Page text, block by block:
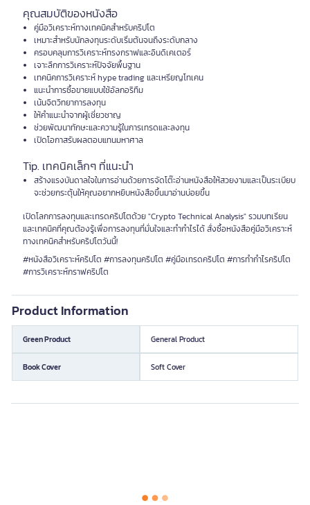
คุณสมบัติของหนังสือ
คู่มือวิเคราะห์ทางเทคนิคสำหรับคริปโต
เหมาะสำหรับนักลงทุนระดับเริ่มต้นจนถึงระดับกลาง
ครอบคลุมการวิเคราะห์ทรงกราฟและอินดิเคเตอร์
เจาะลึกการวิเคราะห์ปัจจัยพื้นฐาน
เทคนิคการวิเคราะห์ hype trading และเหรียญโทเคน
แนะนำการซื้อขายแบบใช้อัลกอริทึม
เน้นจิตวิทยาการลงทุน
ให้คำแนะนำจากผู้เชี่ยวชาญ
ช่วยพัฒนาทักษะและความรู้ในการเทรดและลงทุน
เปิดโอกาสรับผลตอบแทนมหาศาล
Tip. เทคนิคเล็กๆ ที่แนะนำ
สร้างแรงบันดาลใจในการอ่านด้วยการจัดโต๊ะอ่านหนังสือให้สวยงามและเป็นระเบียบ
จะช่วยกระตุ้นให้คุณอยากหยิบหนังสือขึ้นมาอ่านบ่อยขึ้น
เปิดโลกการลงทุนและเทรดคริปโตด้วย "Crypto Technical Analysis" รวมบทเรียน
และเทคนิคที่คุณต้องรู้เพื่อการลงทุนที่มั่นใจและทำกำไรได้ สั่งซื้อหนังสือคู่มือวิเคราะห์
ทางเทคนิคสำหรับคริปโตวันนี้!
#หนังสือวิเคราะห์คริปโต #การลงทุนคริปโต #คู่มือเทรดคริปโต #การทำกำไรคริปโต
#การวิเคราะห์กราฟคริปโต
Product Information
Green Product General Product
Book Cover Soft Cover